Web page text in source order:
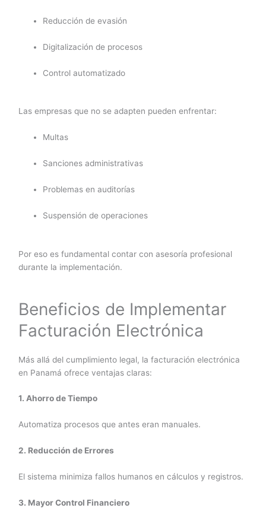
Reducción de evasión
Digitalización de procesos
Control automatizado
Las empresas que no se adapten pueden enfrentar:
Multas
Sanciones administrativas
Problemas en auditorías
Suspensión de operaciones
Por eso es fundamental contar con asesoría profesional
durante la implementación.
Beneficios de Implementar
Facturación Electrónica
Más allá del cumplimiento legal, la facturación electrónica
en Panamá ofrece ventajas claras:
1. Ahorro de Tiempo
Automatiza procesos que antes eran manuales.
2. Reducción de Errores
El sistema minimiza fallos humanos en cálculos y registros.
3. Mayor Control Financiero